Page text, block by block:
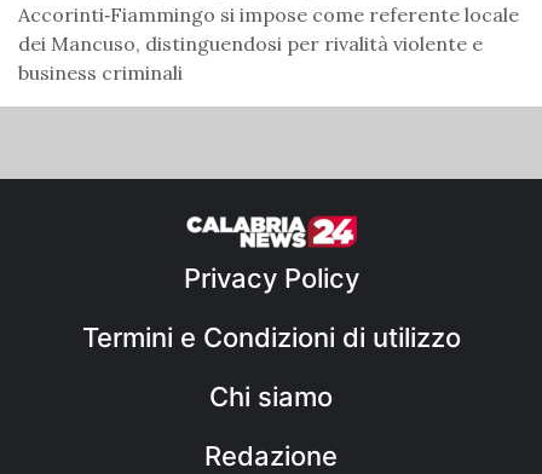
Accorinti‑Fiammingo si impose come referente locale
dei Mancuso, distinguendosi per rivalità violente e
business criminali
Privacy Policy
Termini e Condizioni di utilizzo
Chi siamo
Redazione